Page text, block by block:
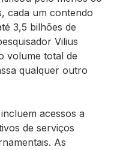
cada um contendo
3,5 bilhões de
Vilius
volume total de
qualquer outro
acessos a
de serviços
As